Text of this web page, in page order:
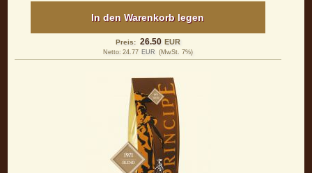
In den Warenkorb legen
Preis: 26.50 EUR
Netto: 24.77 EUR (MwSt. 7%)